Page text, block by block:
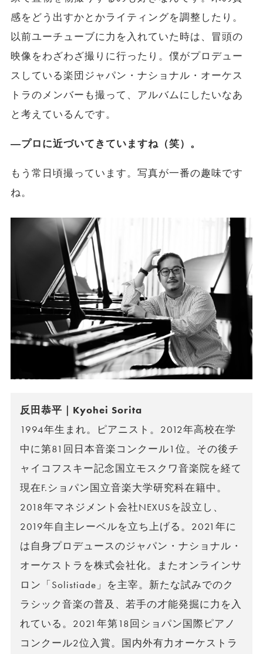
感をどう出すかとかライティングを調整したり。
以前ユーチューブに力を入れていた時は、冒頭の
映像をわざわざ撮りに行ったり。僕がプロデュー
スしている楽団ジャパン・ナショナル・オーケス
トラのメンバーも撮って、アルバムにしたいなあ
と考えているんです。
―プロに近づいてきていますね（笑）。
もう常日頃撮っています。写真が一番の趣味です
ね。
反田恭平｜Kyohei Sorita
1994年生まれ。ピアニスト。2012年高校在学
中に第81回日本音楽コンクール1位。その後チ
ャイコフスキー記念国立モスクワ音楽院を経て
現在F.ショパン国立音楽大学研究科在籍中。
2018年マネジメント会社NEXUSを設立し、
2019年自主レーベルを立ち上げる。2021年に
は自身プロデュースのジャパン・ナショナル・
オーケストラを株式会社化。またオンラインサ
ロン「Solistiade」を主宰。新たな試みでのク
ラシック音楽の普及、若手の才能発掘に力を入
れている。2021年第18回ショパン国際ピアノ
コンクール2位入賞。国内外有力オーケストラ